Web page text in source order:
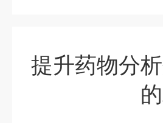
提升药物分